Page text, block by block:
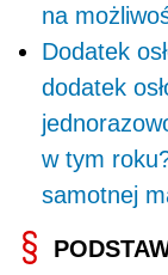
na
Dodatek
dodatek
w tym
samotnej